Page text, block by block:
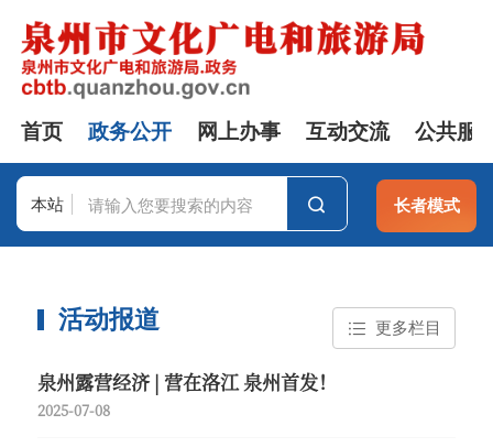
首页 政务公开 网上办事 互动交流 公共服
本站 长者模式
活动报道 更多栏目
泉州露营经济 | 营在洛江 泉州首发！
2025-07-08